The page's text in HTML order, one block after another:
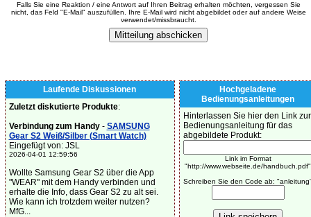
Falls Sie eine Reaktion / eine Antwort auf Ihren Beitrag erhalten möchten, vergessen Sie
nicht, das Feld "E-Mail" auszufüllen. Ihre E-Mail wird nicht abgebildet oder auf andere Weise
verwendet/missbraucht.
Laufende Diskussionen
Zuletzt diskutierte Produkte:
Verbindung zum Handy- SAMSUNG
Gear S2 Weiß/Silber (Smart Watch)
Eingefügt von: JSL
2026-04-01 12:59:56
Wollte Samsung Gear S2 über die App
"WEAR" mit dem Handy verbinden und
erhalte die Info, dass Gear S2 zu alt sei.
Wie kann ich trotzdem weiter nutzen?
MfG...
Hochgeladene
Bedienungsanleitungen
Hinterlassen Sie hier den Link zur
Bedienungsanleitung für das
abgebildete Produkt:
Link im Format
"http://www.webseite.de/handbuch.pdf"
Schreiben Sie den Code ab: